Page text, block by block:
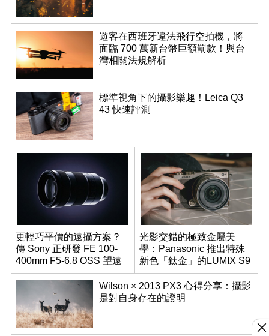
遊客在西班牙違法飛行空拍機，將
面臨 700 萬新台幣巨額罰款！與台
灣相關法規解析
標準視角下的攝影樂趣！Leica Q3
43 快速評測
更輕巧平價的遠攝方案？
傳 Sony 正研發 FE 100-
400mm F5-6.8 OSS 望遠
變焦鏡頭
光影交錯的極致金屬美
學：Panasonic 推出特殊
新色「鈦金」的LUMIX S9
Wilson × 2013 PX3 心得分享：攝影
是對自身存在的證明